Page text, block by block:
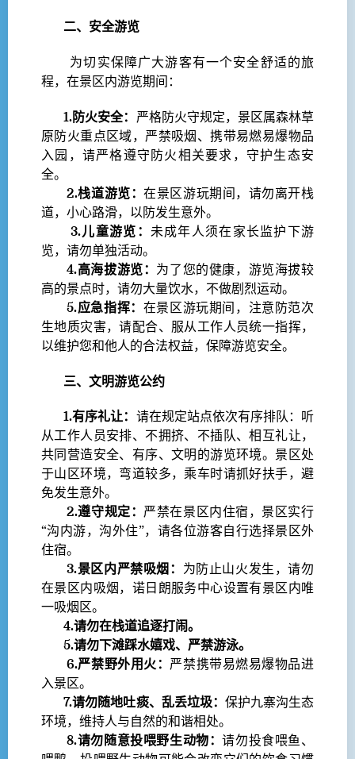
二、安全游览
为切实保障广大游客有一个安全舒适的旅
程，在景区内游览期间：
1.防火安全： 严格防火守规定，景区属森林草
原防火重点区域，严禁吸烟、携带易燃易爆物品
入园，请严格遵守防火相关要求，守护生态安
全。​
2.栈道游览：在景区游玩期间，请勿离开栈
道，小心路滑，以防发生意外。
3.儿童游览： 未成年人须在家长监护下游
览，请勿单独活动。
4.高海拔游览： 为了您的健康，游览海拔较
高的景点时，请勿大量饮水，不做剧烈运动。
5.应急指挥： 在景区游玩期间，注意防范次
生地质灾害，请配合、服从工作人员统一指挥，
以维护您和他人的合法权益，保障游览安全。
三、文明游览公约
1.有序礼让： 请在规定站点依次有序排队：听
从工作人员安排、不拥挤、不插队、相互礼让，
共同营造安全、有序、文明的游览环境。景区处
于山区环境，弯道较多，乘车时请抓好扶手，避
免发生意外。
2.遵守规定： 严禁在景区内住宿，景区实行
“沟内游，沟外住”，请各位游客自行选择景区外
住宿。
3.景区内严禁吸烟： 为防止山火发生，请勿
在景区内吸烟，诺日朗服务中心设置有景区内唯
一吸烟区。
4.请勿在栈道追逐打闹。
5.请勿下滩踩水嬉戏、严禁游泳。
6.严禁野外用火： 严禁携带易燃易爆物品进
入景区。
7.请勿随地吐痰、乱丢垃圾： 保护九寨沟生态
环境，维持人与自然的和谐相处。
8.请勿随意投喂野生动物：请勿投食喂鱼、